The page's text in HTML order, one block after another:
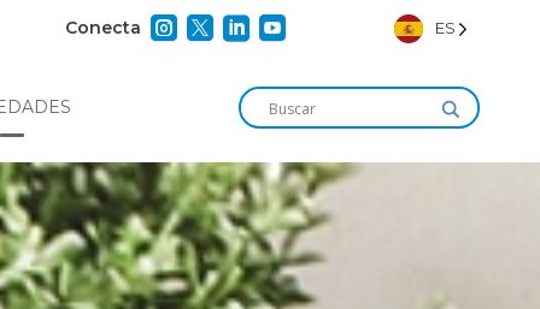
Conecta     ES